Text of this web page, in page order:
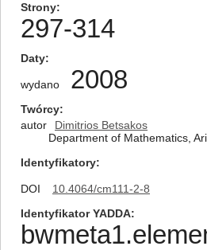
Strony
297-314
Daty
wydano 2008
Twórcy
autor
Dimitrios Betsakos
Department of Mathematics,
Identyfikatory
DOI
10.4064/cm111-2-8
Identyfikator YADDA